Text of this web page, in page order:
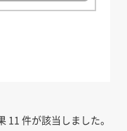
11 件が該当しました。